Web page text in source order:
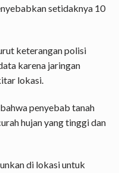
setidaknya 10
keterangan polisi
karena jaringan
lokasi.
penyebab tanah
hujan yang tinggi dan
di lokasi untuk